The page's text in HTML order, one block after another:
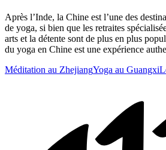
Après l’Inde, la Chine est l’une des
de yoga, si bien que les retraites
arts et la détente sont de plus en plus
du yoga en Chine est une expérience
Méditation au ZhejiangYoga au Guangxi